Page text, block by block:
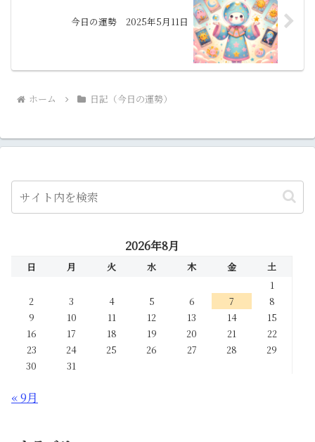
今日の運勢 2025年5月11日
ホーム 日記（今日の運勢）
2026年8月
日 月 火 水 木 金
土
1
2
3 4 5 6 7
8
9
10 11 12 13 14
15
16
17 18 19 20 21
22
23
24 25 26 27 28
29
30
31
« 9月